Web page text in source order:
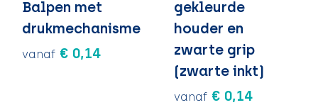
Balpen met
drukmechanisme
vanaf € 0,14
gekleurde
houder en
zwarte grip
(zwarte inkt)
vanaf € 0,14